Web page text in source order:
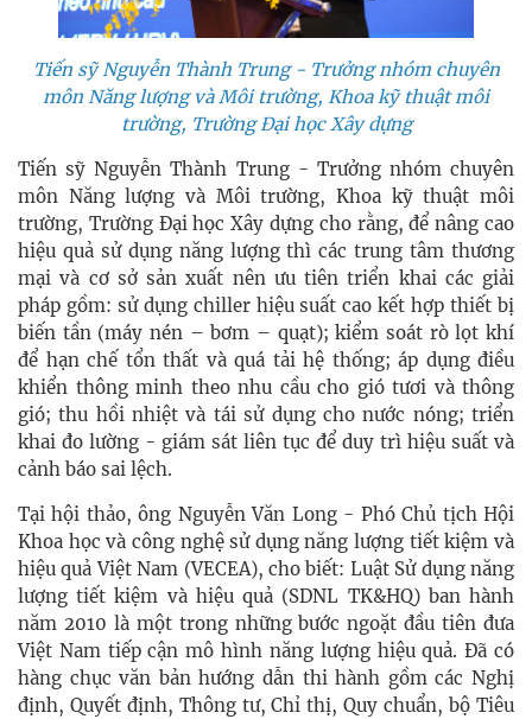
Tiến sỹ Nguyễn Thành Trung - Trưởng nhóm chuyên
môn Năng lượng và Môi trường, Khoa kỹ thuật môi
trường, Trường Đại học Xây dựng
Tiến sỹ Nguyễn Thành Trung - Trưởng nhóm chuyên
môn Năng lượng và Môi trường, Khoa kỹ thuật môi
trường, Trường Đại học Xây dựng cho rằng, để nâng cao
hiệu quả sử dụng năng lượng thì các trung tâm thương
mại và cơ sở sản xuất nên ưu tiên triển khai các giải
pháp gồm: sử dụng chiller hiệu suất cao kết hợp thiết bị
biến tần (máy nén – bơm – quạt); kiểm soát rò lọt khí
để hạn chế tổn thất và quá tải hệ thống; áp dụng điều
khiển thông minh theo nhu cầu cho gió tươi và thông
gió; thu hồi nhiệt và tái sử dụng cho nước nóng; triển
khai đo lường - giám sát liên tục để duy trì hiệu suất và
cảnh báo sai lệch.
Tại hội thảo, ông Nguyễn Văn Long - Phó Chủ tịch Hội
Khoa học và công nghệ sử dụng năng lượng tiết kiệm và
hiệu quả Việt Nam (VECEA), cho biết: Luật Sử dụng năng
lượng tiết kiệm và hiệu quả (SDNL TK&HQ) ban hành
năm 2010 là một trong những bước ngoặt đầu tiên đưa
Việt Nam tiếp cận mô hình năng lượng hiệu quả. Đã có
hàng chục văn bản hướng dẫn thi hành gồm các Nghị
định, Quyết định, Thông tư, Chỉ thị, Quy chuẩn, bộ Tiêu